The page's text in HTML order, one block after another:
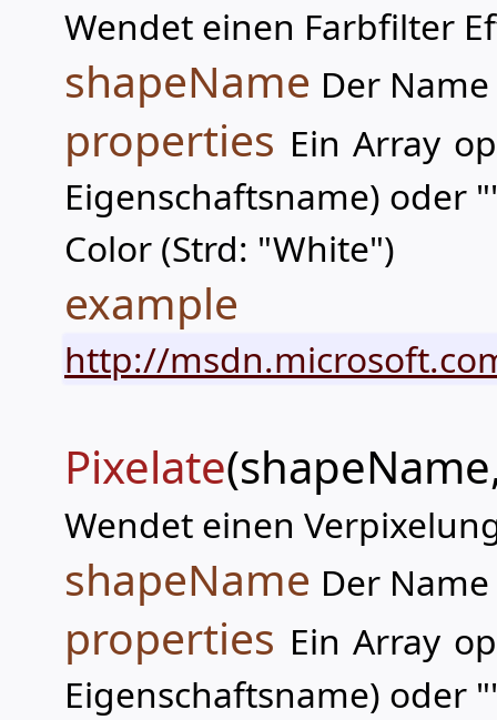
Wendet einen Farbfilter
shapeName Der
properties Ein Array
Eigenschaftsname) oder
Color (Strd: "White")
example
http://
Pixelate
Wendet einen
shapeName Der
properties Ein Array
Eigenschaftsname) oder